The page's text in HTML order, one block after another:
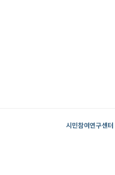
시민참여연구센터